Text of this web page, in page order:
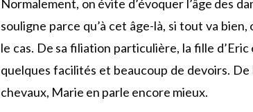
Normalement, on évite d’évoquer l’âge des
souligne parce qu’à cet âge-là, si tout va
le cas. De sa filiation particulière, la fille
quelques facilités et beaucoup de devoirs.
chevaux, Marie en parle encore mieux.